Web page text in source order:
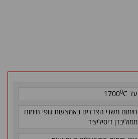
עד C
17000
חימום משני הצדדים באמצעות גופי חימום
ממוליבדן דיסיליציד